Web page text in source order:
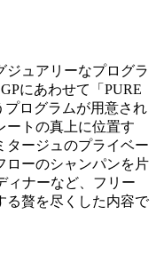
ジュアリーなプログラ
にあわせて「PURE
プログラムが用意され
ートの真上に位置す
タージュのプライベー
ローのシャンパンを片
ィナーなど、フリー
る贅を尽くした内容で